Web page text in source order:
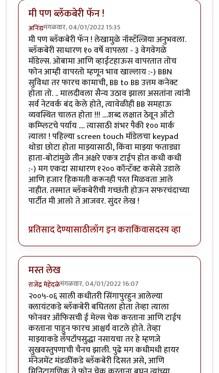
मी पण ब्लॅकबेरी फॅन !
अनिंद्यमंगळवार, 04/01/2022 15:35
मी पण ब्लॅकबेरी फॅन ! लेखामुळे नॉस्टॅल्जिया अनुभवला.
ब्लॅकबेरी साधारण १० वर्षे वापरला - ३ वेगवेगळे
मॉडेल्स. ओबामा आणि व्हाईटहाऊस वापरतात तोच
फोन आम्ही वापरतो म्हणून भाव खाल्लाय :-) BBN
सुविधा तर फारच कामाची, BB to BB उत्तम कनेक्ट
होता तो. .. मालदीवला सैन्य उठाव झाला असतांना त्यांनी
सर्व नेटवर्क बंद केले होते, त्यावेळीही BB समहाऊ
व्यवस्थित चालत होता !!! ....शब्द लक्षात ठेवून ऑटो
कम्प्लिटचे पर्याय .... त्यासाठी शंभर पैकी १०० मार्क
त्याला ! पहिल्या screen touch मॉडेलचा keypad
थोडा छोटा होता माझ्यासाठी, किंवा माझ्या फताड्या
हाता-बोटांमुळे तीन अक्षरे एकत्र टाईप होत कधी कधी
:-) मग एकदा साधारण १२०० कॉन्टॅक्ट कसेसे उडाले
आणि हजार हिकमती करूनही परत मिळवता आले
नाहीत. तस्मात ब्लॅकबेरीची गच्छंती होऊन सफरचंदाच्या
पार्टीत मी आलो ते आजवर. सुंदर लेख !
प्रतिसाद देण्यासाठीलॉग इन कराकिंवासदस्य व्हा
मस्त लेख
राजेंद्र मेहेंदळेमंगळवार, 04/01/2022 16:07
२००५-०६ साली कधीतरी सिंगापुरहुन आलेल्या
क्लायंटकडे ब्लॅकबेरी बघितला होता तेव्हा त्याला
फोनवर ऑफिसची ई मेल्स चेक करताना आणि टाईप
करताना पाहुन फारच आश्चर्य वाटले होते. तेव्हा
माझ्याकडे लॅपटॉपसुद्धा नसायचा तर हे म्हणजे
सुखवस्तुपणाची चैनच झाली. पुढे मग कधीमधी हायर
मॅनेजमेंट मंडळींकडे ब्लॅकबेरी दिसत असे, आणि